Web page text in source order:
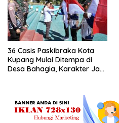
36 Casis Paskibraka Kota
Kupang Mulai Ditempa di
Desa Bahagia, Karakter Jadi